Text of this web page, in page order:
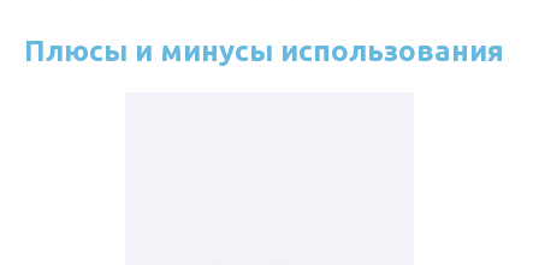
Плюсы и минусы использования